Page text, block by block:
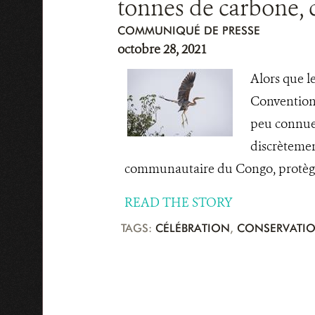
tonnes de carbone,
COMMUNIQUÉ DE PRESSE
octobre 28, 2021
Alors que
peu
communautaire du Congo,
READ THE STORY
TAGS: CÉLÉBRATION,